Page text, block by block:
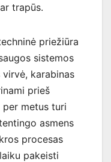
trapūs.
priežiūra
sistemos
virvė, karabinas
prieš
metus turi
asmens
procesas
pakeisti